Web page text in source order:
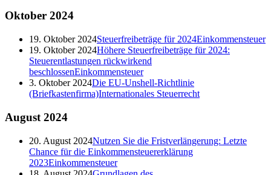
Oktober 2024
19. Oktober 2024Steuerfreibeträge für 2024Einkommensteuer
19. Oktober 2024Höhere Steuerfreibeträge für 2024:
Steuerentlastungen rückwirkend
beschlossenEinkommensteuer
3. Oktober 2024Die EU-Unshell-Richtlinie
(Briefkastenfirma)Internationales Steuerrecht
August 2024
20. August 2024Nutzen Sie die Fristverlängerung: Letzte
Chance für die Einkommensteuererklärung
2023Einkommensteuer